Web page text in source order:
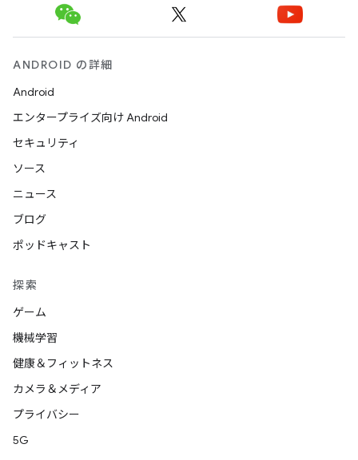
ANDROID の詳細
Android
エンタープライズ向け Android
セキュリティ
ソース
ニュース
ブログ
ポッドキャスト
探索
ゲーム
機械学習
健康＆フィットネス
カメラ＆メディア
プライバシー
5G